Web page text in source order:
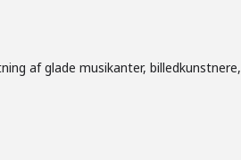
af glade musikanter, billedkunstnere,